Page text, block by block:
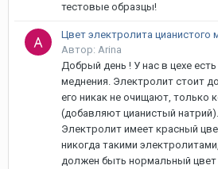
тестовые образцы!
Цвет электролита цианистого
Автор: Arina
Добрый день ! У нас в цехе
меднения. Электролит стоит
его никак не очищают, только
(добавляют цианистый натрий).
Электролит имеет красный
никогда такими
должен быть нормальный цвет